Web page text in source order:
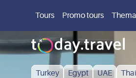
Tours Promo tours
Turkey Egypt UAE